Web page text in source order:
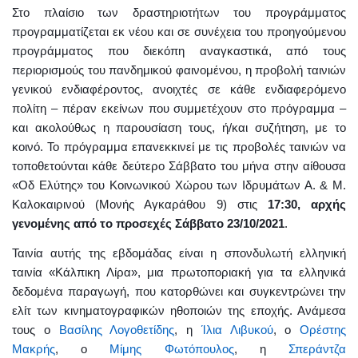
Στο πλαίσιο των δραστηριοτήτων του προγράμματος
προγραμματίζεται εκ νέου και σε συνέχεια του προηγούμενου
προγράμματος που διεκόπη αναγκαστικά, από τους
περιορισμούς του πανδημικού φαινομένου, η προβολή ταινιών
γενικού ενδιαφέροντος, ανοιχτές σε κάθε ενδιαφερόμενο
πολίτη – πέραν εκείνων που συμμετέχουν στο πρόγραμμα –
και ακολούθως η παρουσίαση τους, ή/και συζήτηση, με το
κοινό. Το πρόγραμμα επανεκκινεί με τις προβολές ταινιών να
τοποθετούνται κάθε δεύτερο Σάββατο του μήνα στην αίθουσα
«Οδ Ελύτης» του Κοινωνικού Χώρου των Ιδρυμάτων Α. & Μ.
Καλοκαιρινού (Μονής Αγκαράθου 9) στις 17:30, αρχής
γενομένης από το προσεχές Σάββατο 23/10/2021.
Ταινία αυτής της εβδομάδας είναι η σπονδυλωτή ελληνική
ταινία «Κάλπικη Λίρα», μια πρωτοποριακή για τα ελληνικά
δεδομένα παραγωγή, που κατορθώνει και συγκεντρώνει την
ελίτ των κινηματογραφικών ηθοποιών της εποχής. Ανάμεσα
τους ο Βασίλης Λογοθετίδης, η Ίλια Λιβυκού, ο Ορέστης
Μακρής, ο Μίμης Φωτόπουλος, η Σπεράντζα